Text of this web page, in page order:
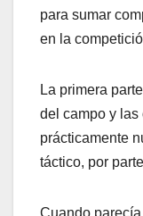
para sumar
en la
La primera
del campo y las
prácticamente
táctico, por